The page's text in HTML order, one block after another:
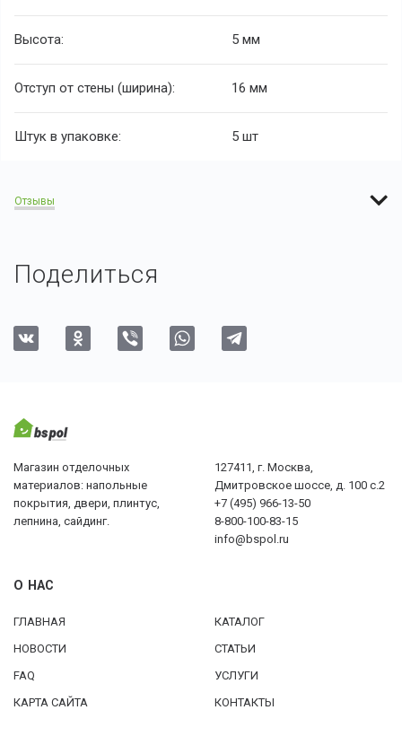
Высота: 5 мм
Отступ от стены (ширина): 16 мм
Штук в упаковке: 5 шт
Отзывы
Поделиться
Магазин отделочных
материалов: напольные
покрытия, двери, плинтус,
лепнина, сайдинг.
127411, г. Москва,
Дмитровское шоссе, д. 100 с.2
+7 (495) 966-13-50
8-800-100-83-15
info@bspol.ru
О НАС
ГЛАВНАЯ
КАТАЛОГ
НОВОСТИ
СТАТЬИ
FAQ
УСЛУГИ
КАРТА САЙТА
КОНТАКТЫ